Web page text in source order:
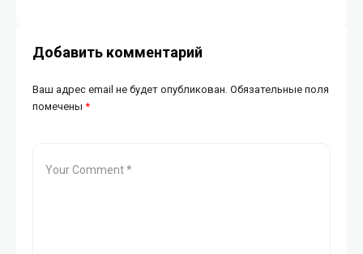
Добавить комментарий
Ваш адрес email не будет опубликован. Обязательные поля
помечены *